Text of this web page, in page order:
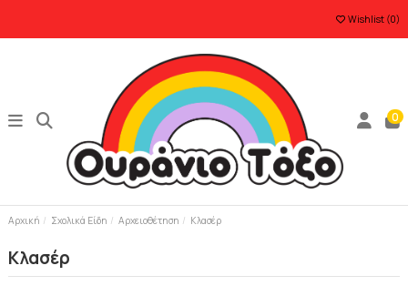
Wishlist (0)
0
Αρχική Σχολικά Είδη Αρχειοθέτηση Κλασέρ
Κλασέρ